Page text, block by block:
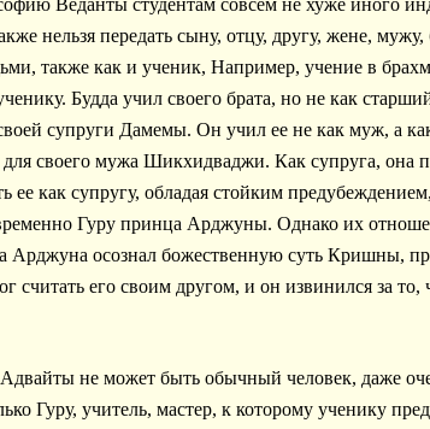
Веданты студентам совсем не хуже иного
нельзя передать сыну, отцу, другу, жене, мужу,
также как и ученик, Например, учение в
Будда учил своего брата, но не как
супруги Дамемы. Он учил ее не как муж, а
своего мужа Шикхидваджи. Как супруга, она
ее как супругу, обладая стойким
Гуру принца Арджуны. Однако их
осознал божественную суть Кришны,
считать его своим другом, и он извинился за
не может быть обычный человек, даже
Гуру, учитель, мастер, к которому ученику